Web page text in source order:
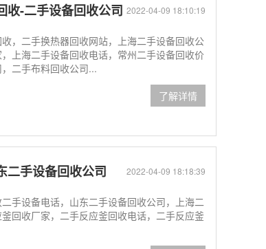
2022-04-09 18:10:19
收-二手设备回收公司
，二手换热器回收网站，上海二手设备回收公
上海二手设备回收电话，常州二手设备回收价
二手布料回收公司...
了解详情
2022-04-09 18:18:39
二手设备回收公司
手设备电话，山东二手设备回收公司，上海二
回收厂家，二手反应釜回收电话，二手反应釜